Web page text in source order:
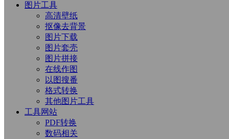
图片工具
高清壁纸
抠像去背景
图片下载
图片套壳
图片拼接
在线作图
以图搜番
格式转换
其他图片工具
工具网站
PDF转换
数码相关